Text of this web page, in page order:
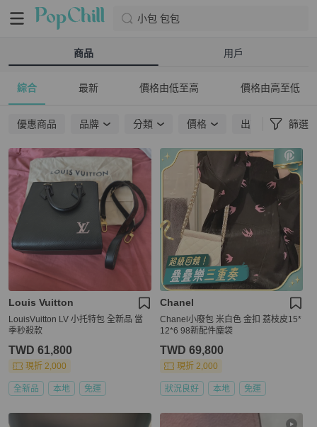
小包 包包
商品 用戶
綜合 最新 價格由低至高 價格由高至低
優惠商品 品牌 分類 價格 出貨地點 篩選
Louis Vuitton
LouisVuitton LV 小托特包 全新品 當
季秒殺款
TWD 61,800
現折 2,000
全新品 本地 免運
Chanel
Chanel小廢包 米白色 金扣 荔枝皮15*
12*6 98新配件塵袋
TWD 69,800
現折 2,000
狀況良好 本地 免運